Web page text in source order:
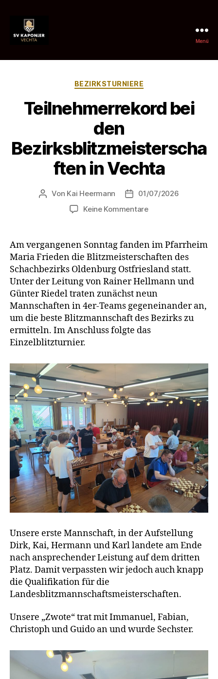
Menü
Kategorien
BEZIRKSTURNIERE
Teilnehmerrekord bei
den
Bezirksblitzmeisterscha
ften in Vechta
Beitragsautor
Von Kai Heermann Beitragsdatum
01/07/2026
Keine Kommentarezu
den
in
Vechta
Am vergangenen Sonntag fanden im Pfarrheim
Maria Frieden die Blitzmeisterschaften des
Schachbezirks Oldenburg Ostfriesland statt.
Unter der Leitung von Rainer Hellmann und
Günter Riedel traten zunächst neun
Mannschaften in 4er-Teams gegeneinander an,
um die beste Blitzmannschaft des Bezirks zu
ermitteln. Im Anschluss folgte das
Einzelblitzturnier.
Unsere erste Mannschaft, in der Aufstellung
Dirk, Kai, Hermann und Karl landete am Ende
nach ansprechender Leistung auf dem dritten
Platz. Damit verpassten wir jedoch auch knapp
die Qualifikation für die
Landesblitzmannschaftsmeisterschaften.
Unsere „Zwote“ trat mit Immanuel, Fabian,
Christoph und Guido an und wurde Sechster.